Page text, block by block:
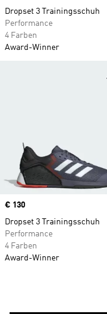
Dropset 3 Trainingsschuh
Performance
4 Farben
Award-Winner
Price
€ 130
Dropset 3 Trainingsschuh
Performance
4 Farben
Award-Winner